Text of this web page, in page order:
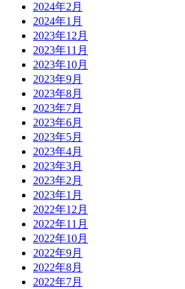
2024年2月
2024年1月
2023年12月
2023年11月
2023年10月
2023年9月
2023年8月
2023年7月
2023年6月
2023年5月
2023年4月
2023年3月
2023年2月
2023年1月
2022年12月
2022年11月
2022年10月
2022年9月
2022年8月
2022年7月